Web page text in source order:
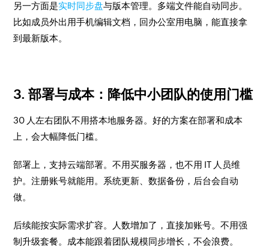
另一方面是实时同步盘与版本管理。多端文件能自动同步。
比如成员外出用手机编辑文档，回办公室用电脑，能直接拿
到最新版本。
3. 部署与成本： 降低中小团队的使用门槛
30 人左右团队不用搭本地服务器。好的方案在部署和成本
上，会大幅降低门槛。
部署上，支持云端部署。不用买服务器，也不用 IT 人员维
护。注册账号就能用。系统更新、数据备份，后台会自动
做。
后续能按实际需求扩容。人数增加了，直接加账号。不用强
制升级套餐。成本能跟着团队规模同步增长，不会浪费。